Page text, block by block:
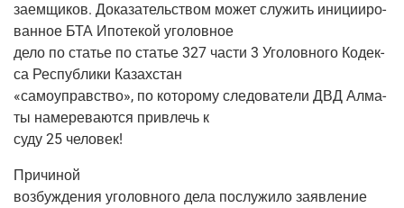
заем­щи­ков. Дока­за­тель­ством может слу­жить ини­ци­и­ро­
ван­ное БТА Ипо­те­кой уголовное
дело по ста­тье по ста­тье 327 части 3 Уго­лов­но­го Кодек­
са Рес­пуб­ли­ки Казахстан
«само­управ­ство», по кото­ро­му сле­до­ва­те­ли ДВД Алма­
ты наме­ре­ва­ют­ся при­влечь к
суду 25 человек!
При­чи­ной
воз­буж­де­ния уго­лов­но­го дела послу­жи­ло заяв­ле­ние